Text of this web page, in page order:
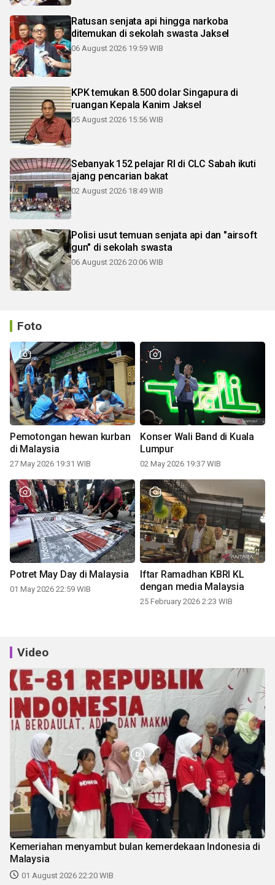
Ratusan senjata api hingga narkoba
ditemukan di sekolah swasta Jaksel
06 August 2026 19:59 WIB
KPK temukan 8.500 dolar Singapura di
ruangan Kepala Kanim Jaksel
05 August 2026 15:56 WIB
Sebanyak 152 pelajar RI di CLC Sabah ikuti
ajang pencarian bakat
02 August 2026 18:49 WIB
Polisi usut temuan senjata api dan "airsoft
gun" di sekolah swasta
06 August 2026 20:06 WIB
Foto
Pemotongan hewan kurban
di Malaysia
27 May 2026 19:31 WIB
Konser Wali Band di Kuala
Lumpur
02 May 2026 19:37 WIB
Potret May Day di Malaysia
01 May 2026 22:59 WIB
Iftar Ramadhan KBRI KL
dengan media Malaysia
25 February 2026 2:23 WIB
Video
Kemeriahan menyambut bulan kemerdekaan Indonesia di
Malaysia
01 August 2026 22:20 WIB